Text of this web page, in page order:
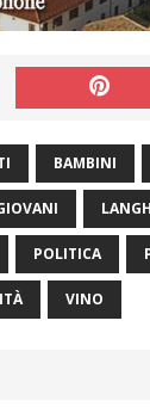
BAMBINI
POLITICA
VINO